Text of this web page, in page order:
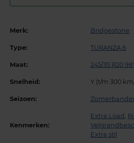
Merk: Bridgestone
Type: TURANZA 6
Maat: 245/35 R20
Snelheid: Y (t/m 300
Seizoen:
Kenmerken:
Extra Load ,
Extra stil